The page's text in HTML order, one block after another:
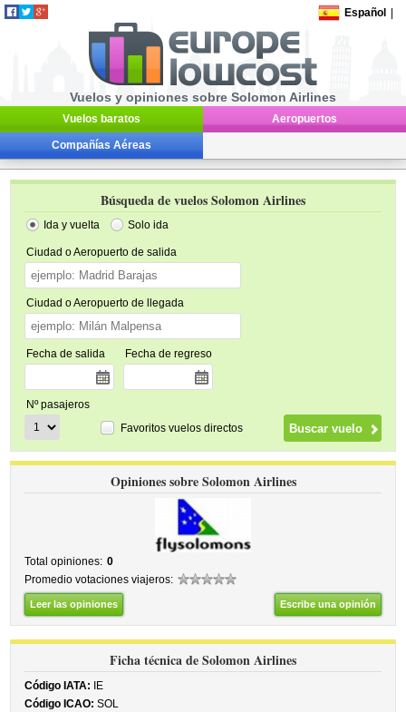
Español
Vuelos y opiniones sobre Solomon Airlines
Vuelos baratos Aeropuertos
Compañías Aéreas
Búsqueda de vuelos Solomon Airlines
Ida y vuelta Solo ida
Ciudad o Aeropuerto de salida
Ciudad o Aeropuerto de llegada
Fecha de salida Fecha de regreso
Nº pasajeros
Favoritos vuelos directos
Opiniones sobre Solomon Airlines
Total opiniones: 0
Promedio votaciones viajeros:
Leer las opiniones Escribe una opinión
Ficha técnica de Solomon Airlines
Código IATA: IE
Código ICAO: SOL